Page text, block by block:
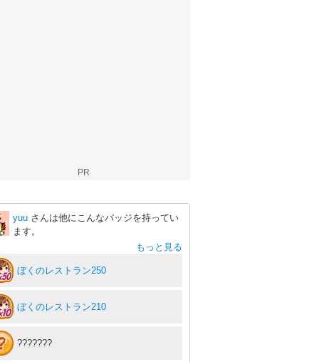
PR
yuu さんは他にこんなバッジを持ってい
ます。
もっと見る
ぼくのレストラン250
ぼくのレストラン210
???????